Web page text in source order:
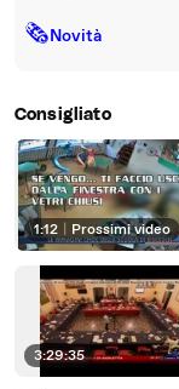
🗞Novità
Consigliato
1:12 Prossimi video
3:29:35